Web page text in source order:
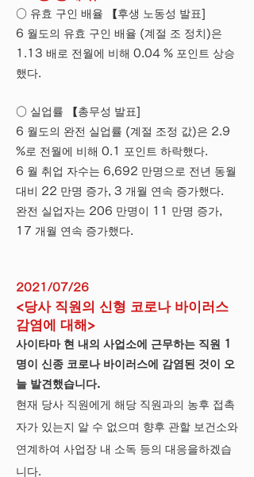
○ 유효 구인 배율 【후생 노동성 발표]
6 월도의 유효 구인 배율 (계절 조 정치)은
1.13 배로 전월에 비해 0.04 % 포인트 상승
했다.
○ 실업률 【총무성 발표]
6 월도의 완전 실업률 (계절 조정 값)은 2.9
%로 전월에 비해 0.1 포인트 하락했다.
6 월 취업 자수는 6,692 만명으로 전년 동월
대비 22 만명 증가, 3 개월 연속 증가했다.
완전 실업자는 206 만명이 11 만명 증가,
17 개월 연속 증가했다.
2021/07/26
<당사 직원의 신형 코로나 바이러스
감염에 대해>
사이타마 현 내의 사업소에 근무하는 직원 1
명이 신종 코로나 바이러스에 감염된 것이 오
늘 발견했습니다.
현재 당사 직원에게 해당 직원과의 농후 접촉
자가 있는지 알 수 없으며 향후 관할 보건소와
연계하여 사업장 내 소독 등의 대응을하겠습
니다.